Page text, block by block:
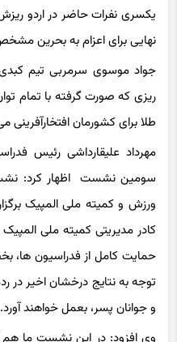
یکسری نفرات حاضر در اردو ریزش
نهایی برای اعزام به بحرین
جواد موسوی سرمربی تیم کبدی
ریزی که صورت گرفته با تمام
طلا برای کشورمان افتخارآفرینی
مهرداد علیقارداشی رئیس
سومین نشست اظهار کرد:
ورزش و کمیته ملی المپیک
کادر مدیریتی کمیته ملی
حمایت کامل از فدراسیون ها،
توجه به نتایج درخشان اخیر
و جوانان پسر، بعمل خواهند آورد.